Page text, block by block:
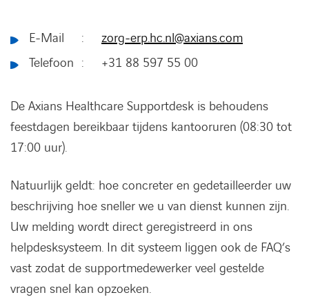
E-Mail : zorg-erp.hc.nl@axians.com
Telefoon : +31 88 597 55 00
De Axians Healthcare Supportdesk is behoudens
feestdagen bereikbaar tijdens kantooruren (08:30 tot
17:00 uur).
Natuurlijk geldt: hoe concreter en gedetailleerder uw
beschrijving hoe sneller we u van dienst kunnen zijn.
Uw melding wordt direct geregistreerd in ons
helpdesksysteem. In dit systeem liggen ook de FAQ’s
vast zodat de supportmedewerker veel gestelde
vragen snel kan opzoeken.